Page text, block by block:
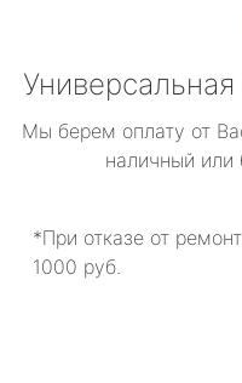
Мы берем оплату от
наличный или
*При отказе от
1000 руб.